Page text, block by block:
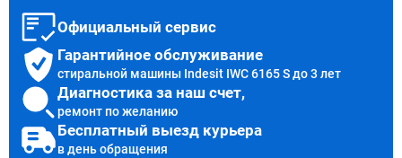
Официальный сервис
Гарантийное обслуживание
стиральной машины Indesit IWC 6165 S до 3 лет
Диагностика за наш счет,
ремонт по желанию
Бесплатный выезд курьера
в день обращения